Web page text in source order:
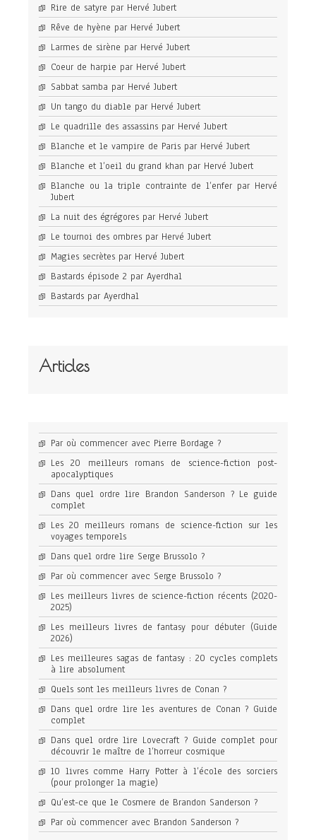
Rire de satyre par Hervé Jubert
Rêve de hyène par Hervé Jubert
Larmes de sirène par Hervé Jubert
Coeur de harpie par Hervé Jubert
Sabbat samba par Hervé Jubert
Un tango du diable par Hervé Jubert
Le quadrille des assassins par Hervé Jubert
Blanche et le vampire de Paris par Hervé Jubert
Blanche et l’oeil du grand khan par Hervé Jubert
Blanche ou la triple contrainte de l’enfer par Hervé
Jubert
La nuit des égrégores par Hervé Jubert
Le tournoi des ombres par Hervé Jubert
Magies secrètes par Hervé Jubert
Bastards épisode 2 par Ayerdhal
Bastards par Ayerdhal
Articles
Par où commencer avec Pierre Bordage ?
Les 20 meilleurs romans de science-fiction post-
apocalyptiques
Dans quel ordre lire Brandon Sanderson ? Le guide
complet
Les 20 meilleurs romans de science-fiction sur les
voyages temporels
Dans quel ordre lire Serge Brussolo ?
Par où commencer avec Serge Brussolo ?
Les meilleurs livres de science-fiction récents (2020-
2025)
Les meilleurs livres de fantasy pour débuter (Guide
2026)
Les meilleures sagas de fantasy : 20 cycles complets
à lire absolument
Quels sont les meilleurs livres de Conan ?
Dans quel ordre lire les aventures de Conan ? Guide
complet
Dans quel ordre lire Lovecraft ? Guide complet pour
découvrir le maître de l’horreur cosmique
10 livres comme Harry Potter à l’école des sorciers
(pour prolonger la magie)
Qu’est-ce que le Cosmere de Brandon Sanderson ?
Par où commencer avec Brandon Sanderson ?